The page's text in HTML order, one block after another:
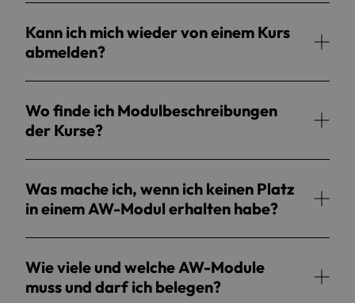
Kann ich mich wieder von einem Kurs
abmelden?
Wo finde ich Modulbeschreibungen
der Kurse?
Was mache ich, wenn ich keinen Platz
in einem AW-Modul erhalten habe?
Wie viele und welche AW-Module
muss und darf ich belegen?